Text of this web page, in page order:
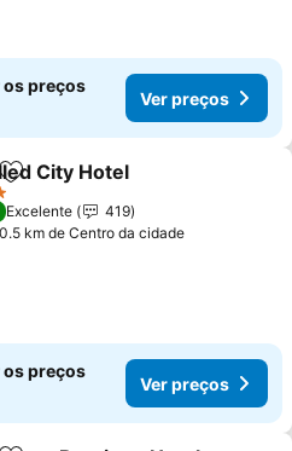
os preços
Ver preços
Adicionar aos favoritos
City Hotel
Excelente
419
km de Centro da cidade
os preços
Ver preços